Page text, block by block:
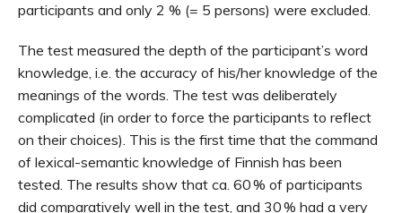
participants and only 2 % (= 5 persons) were excluded.
The test measured the depth of the participant’s word
knowledge, i.e. the accuracy of his/her knowledge of the
meanings of the words. The test was deliberately
complicated (in order to force the participants to reflect
on their choices). This is the first time that the command
of lexical-semantic knowledge of Finnish has been
tested. The results show that ca. 60 % of participants
did comparatively well in the test, and 30 % had a very